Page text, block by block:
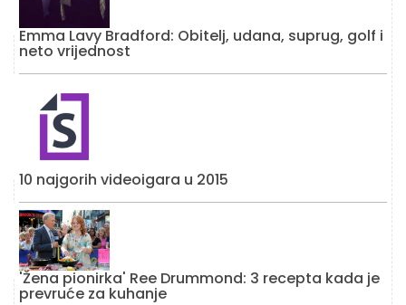
Emma Lavy Bradford: Obitelj, udana, suprug, golf i
neto vrijednost
10 najgorih videoigara u 2015
'Žena pionirka' Ree Drummond: 3 recepta kada je
prevruće za kuhanje